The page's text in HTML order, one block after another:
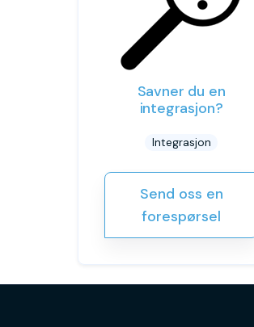
Savner du en
integrasjon?
Integrasjon
Send oss en
forespørsel